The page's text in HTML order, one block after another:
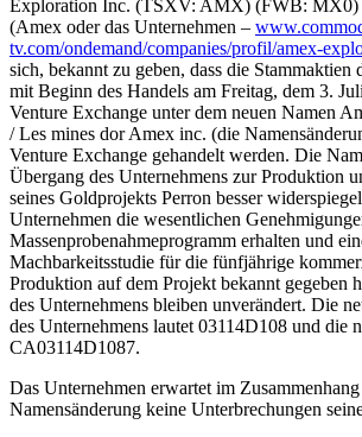
Exploration Inc. (TSXV: AMX) (FWB:
(Amex oder das Unternehmen –
tv.com/ondemand/companies/profil/amex-
sich, bekannt zu geben, dass die Stammaktien
mit Beginn des Handels am Freitag, dem 3.
Venture Exchange unter dem neuen Namen
/ Les mines dor Amex inc. (die
Venture Exchange gehandelt werden. Die
Übergang des Unternehmens zur Produktion
seines Goldprojekts Perron besser
Unternehmen die wesentlichen
Massenprobenahmeprogramm erhalten und
Machbarkeitsstudie für die fünfjährige
Produktion auf dem Projekt bekannt gegeben
des Unternehmens bleiben unverändert. Die
des Unternehmens lautet 03114D108 und die
CA03114D1087.
Das Unternehmen erwartet im
Namensänderung keine Unterbrechungen